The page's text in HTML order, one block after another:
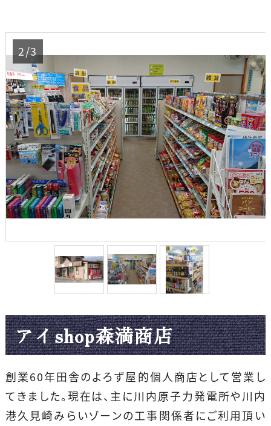
アイshop森満商店
創業60年田舎のよろず屋的個人商店として営業し
てきました。現在は、主に川内原子力発電所や川内
港久見崎みらいゾーンの工事関係者にご利用頂い
2/3